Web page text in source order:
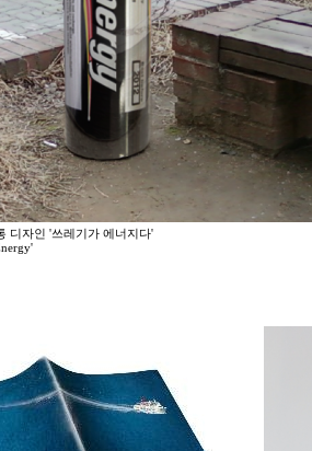
디자인 '쓰레기가 에너지다'